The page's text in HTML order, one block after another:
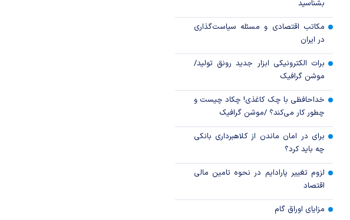
اولویت‌های بانک مرکزی در شرایط
اقتصاد جنگی
قیمت دلار و یورو مرکز مبادله ایران؛
امروز پنجشنبه ۱۵ مرداد ۱۴۰۵
بشناسید
مکاتب اقتصادی و مسئله سیاست‌گذاری
در ایران
برات الکترونیکی ابزار جدید رونق تولید/
موشن گرافیک
خداحافظی با چک کاغذی! چکاد چیست و
چطور کار می‌کند؟ /موشن گرافیک
برای در امان ماندن از کلاهبرداری بانکی
چه باید کرد؟
لزوم تغییر پارادایم در نحوه تامین مالی
اقتصاد
مزایای اوراق گام